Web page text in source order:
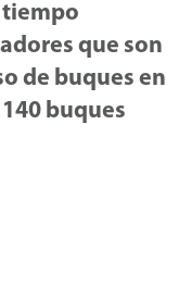
que son
de buques en
buques